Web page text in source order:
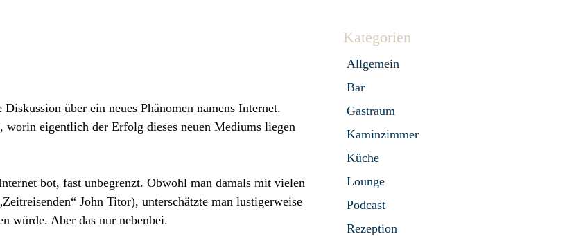
über ein neues Phänomen namens Internet.
eigentlich der Erfolg dieses neuen Mediums liegen
bot, fast unbegrenzt. Obwohl man damals mit vielen
John Titor), unterschätzte man lustigerweise
würde. Aber das nur nebenbei.
Kategorien
Allgemein
Bar
Gastraum
Kaminzimmer
Küche
Lounge
Podcast
Rezeption